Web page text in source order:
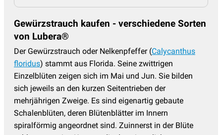
Zierkirschen(12)
Zierquitten(8)
Zieräpfel(18)
Zistrosen(9)
Gewürzstrauch kaufen - verschiedene Sorten
von Lubera®
Der Gewürzstrauch oder Nelkenpfeffer (Calycanthus
floridus) stammt aus Florida. Seine zwittrigen
Einzelblüten zeigen sich im Mai und Jun. Sie bilden
sich jeweils an den kurzen Seitentrieben der
mehrjährigen Zweige. Es sind eigenartig gebaute
Schalenblüten, deren Blütenblätter im Innern
spiralförmig angeordnet sind. Zuinnerst in der Blüte